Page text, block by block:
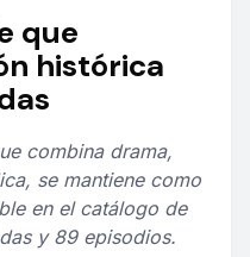
que
histórica
combina drama,
se mantiene como
en el catálogo de
y 89 episodios.